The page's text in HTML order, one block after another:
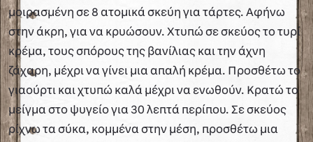
μοιρασμένη σε 8 ατομικά σκεύη για τάρτες. Αφήνω
στην άκρη, για να κρυώσουν. Χτυπώ σε σκεύος το τυρί
κρέμα, τους σπόρους της βανίλιας και την άχνη
ζάχαρη, μέχρι να γίνει μια απαλή κρέμα. Προσθέτω το
γιαούρτι και χτυπώ καλά μέχρι να ενωθούν. Κρατώ το
μείγμα στο ψυγείο για 30 λεπτά περίπου. Σε σκεύος
ρίχνω τα σύκα, κομμένα στην μέση, προσθέτω μια